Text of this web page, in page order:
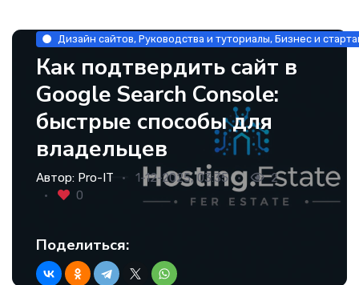
Дизайн сайтов, Руководства и туториалы, Бизнес и
Как подтвердить сайт в
Google Search Console:
быстрые способы для
владельцев
Автор: Pro-IT 1-12-2025, 03:35
2
0
Поделиться: